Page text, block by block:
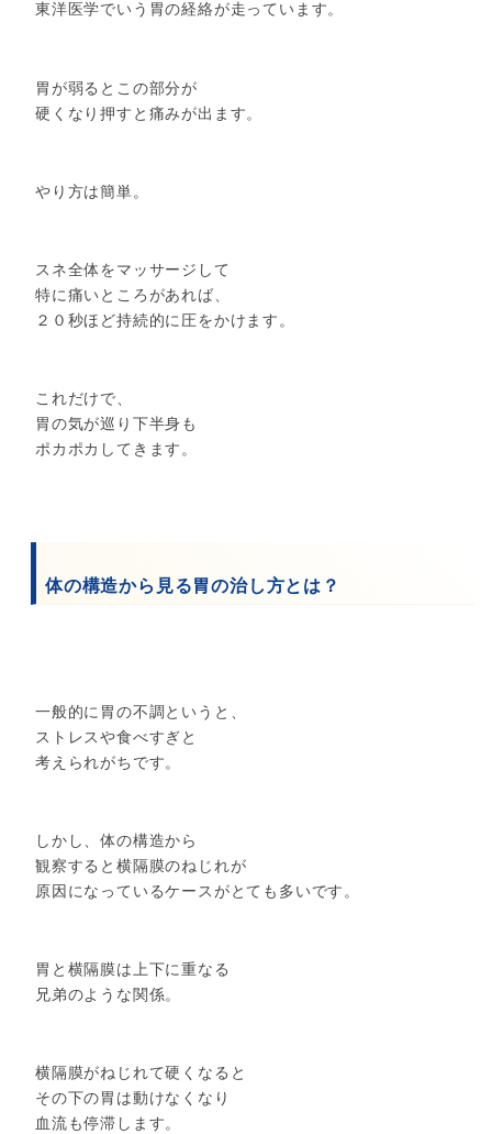
東洋医学でいう胃の経絡が走っています。
胃が弱るとこの部分が
硬くなり押すと痛みが出ます。
やり方は簡単。
スネ全体をマッサージして
特に痛いところがあれば、
２０秒ほど持続的に圧をかけます。
これだけで、
胃の気が巡り下半身も
ポカポカしてきます。
体の構造から見る胃の治し方とは？
一般的に胃の不調というと、
ストレスや食べすぎと
考えられがちです。
しかし、体の構造から
観察すると横隔膜のねじれが
原因になっているケースがとても多いです。
胃と横隔膜は上下に重なる
兄弟のような関係。
横隔膜がねじれて硬くなると
その下の胃は動けなくなり
血流も停滞します。